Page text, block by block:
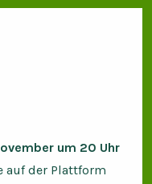
um 20 Uhr
auf der Plattform